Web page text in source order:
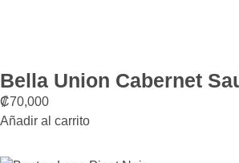
Bella Union Cabernet
₡70,000
Añadir al carrito